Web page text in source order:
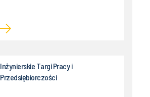
Inżynierskie Targi Pracy i
Przedsiębiorczości